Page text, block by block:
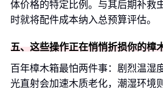
体价格的特定比例。与其后期补救
时就将配件成本纳入总预算评估。
五、这些操作正在悄悄折损你的樟
百年樟木箱最怕两件事：剧烈温湿
光直射会加速木质老化，潮湿环境